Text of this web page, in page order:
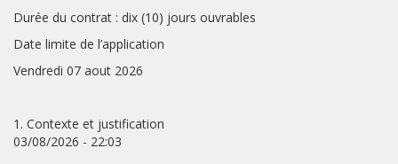
Durée du contrat : dix (10) jours ouvrables
Date limite de l’application
Vendredi 07 aout 2026
1. Contexte et justification
03/08/2026 - 22:03